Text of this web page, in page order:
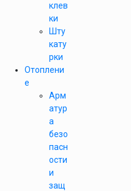
клев
ки
Шту
кату
рки
Отоплени
е
Арм
атур
а
безо
пасн
ости
и
защ